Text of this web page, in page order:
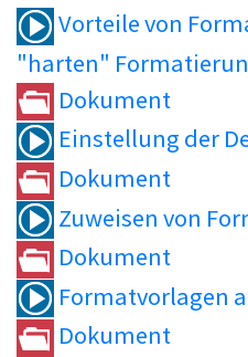
Vorteile von
"harten"
Dokument
Einstellung der
Dokument
Zuweisen von
Dokument
Formatvorlagen
Dokument